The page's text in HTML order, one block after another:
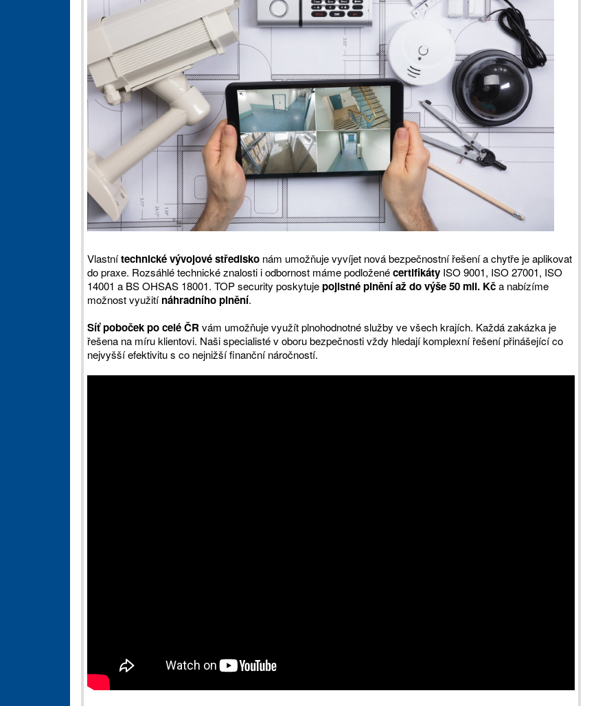
Vlastnítechnické vývojové středisko nám umožňuje vyvíjet nová bezpečnostní řešení a chytře je aplikovat
do praxe. Rozsáhlé technické znalosti i odbornost máme podloženécertifikáty ISO 9001, ISO 27001, ISO
14001 a BS OHSAS 18001. TOP security poskytujepojistné plnění až do výše 50 mil. Kča nabízíme
možnost využitínáhradního plnění.
Síť poboček po celé ČRvám umožňuje využít plnohodnotné služby ve všech krajích. Každá zakázka je
řešena na míru klientovi. Naši specialisté v oboru bezpečnosti vždy hledají komplexní řešení přinášející co
nejvyšší efektivitu s co nejnižší finanční náročností.